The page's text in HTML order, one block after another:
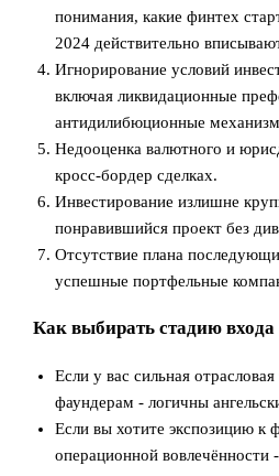
понимания, какие финтех
2024 действительно
Игнорирование условий
включая ликвидационные
антидилибюционные
Недооценка валютного и
кросс‑бордер сделках.
Инвестирование излишне
понравившийся проект без
Отсутствие плана
успешные портфельные
Как выбирать стадию входа
Если у вас сильная
фаундерам - логичны
Если вы хотите экспозицию к
операционной